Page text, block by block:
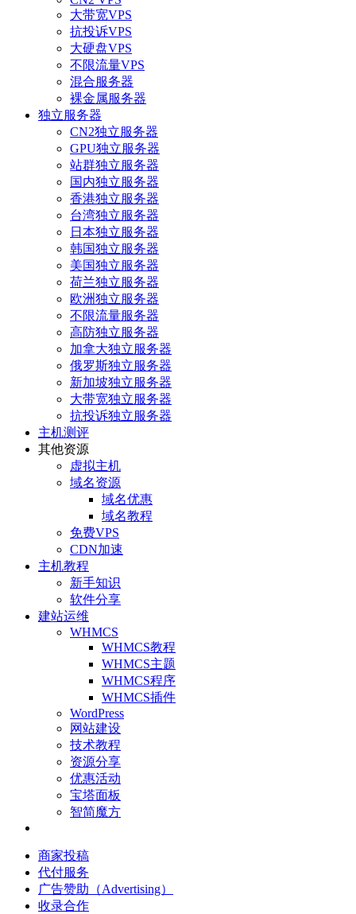
大带宽VPS
抗投诉VPS
大硬盘VPS
不限流量VPS
混合服务器
裸金属服务器
独立服务器
CN2独立服务器
GPU独立服务器
站群独立服务器
国内独立服务器
香港独立服务器
台湾独立服务器
日本独立服务器
韩国独立服务器
美国独立服务器
荷兰独立服务器
欧洲独立服务器
不限流量服务器
高防独立服务器
加拿大独立服务器
俄罗斯独立服务器
新加坡独立服务器
大带宽独立服务器
抗投诉独立服务器
主机测评
其他资源
虚拟主机
域名资源
域名优惠
域名教程
免费VPS
CDN加速
主机教程
新手知识
软件分享
建站运维
WHMCS
WHMCS教程
WHMCS主题
WHMCS程序
WHMCS插件
WordPress
网站建设
技术教程
资源分享
优惠活动
宝塔面板
智简魔方
商家投稿
代付服务
广告赞助（Advertising）
收录合作